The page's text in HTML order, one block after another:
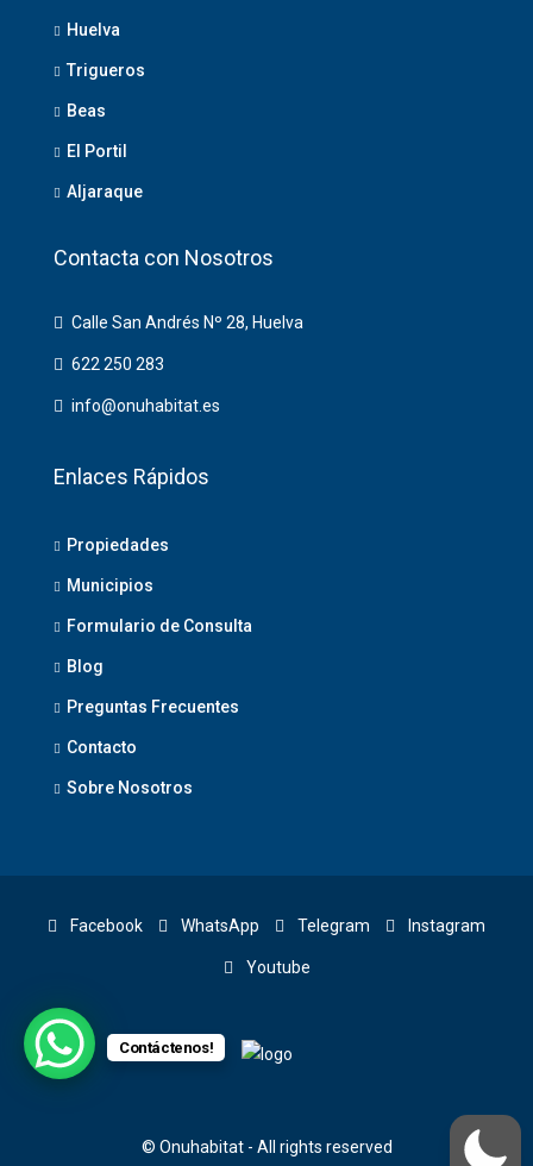
Huelva
Trigueros
Beas
El Portil
Aljaraque
Contacta con Nosotros
Calle San Andrés Nº 28, Huelva
622 250 283
info@onuhabitat.es
Enlaces Rápidos
Propiedades
Municipios
Formulario de Consulta
Blog
Preguntas Frecuentes
Contacto
Sobre Nosotros
Facebook WhatsApp Telegram Instagram
Youtube
© Onuhabitat - All rights reserved
Contáctenos!